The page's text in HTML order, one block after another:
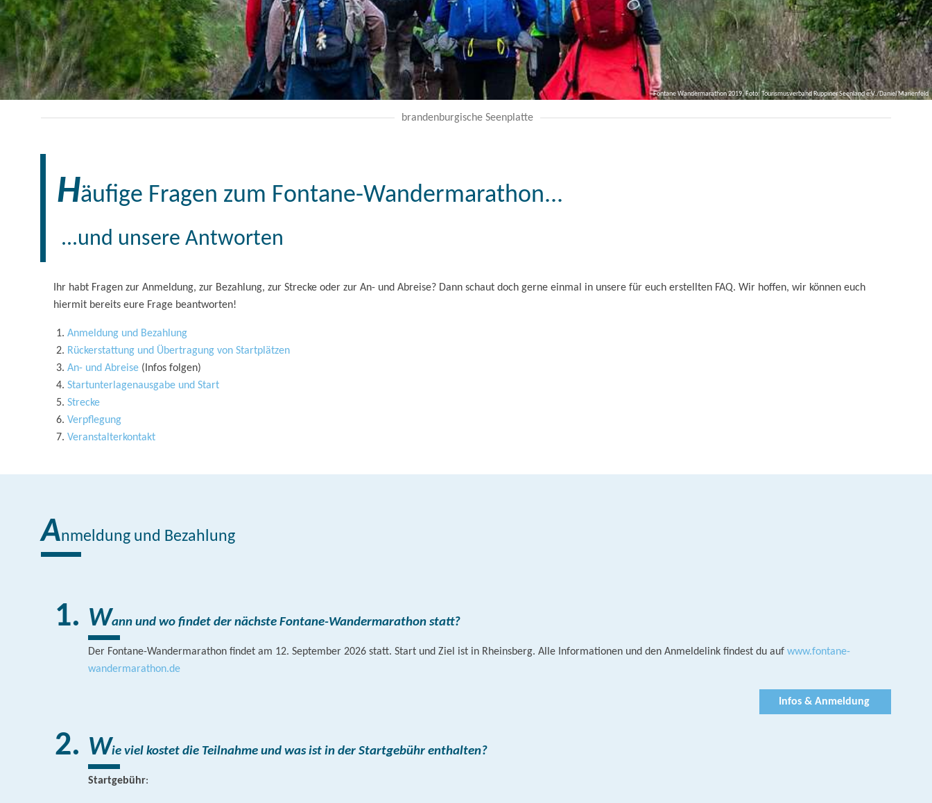
Fontane Wandermarathon 2019, Foto: Tourismusverband Ruppiner Seenland e.V./Daniel Marienfeld
brandenburgische Seenplatte
Häufige Fragen zum Fontane-Wandermarathon...
...und unsere Antworten
Ihr habt Fragen zur Anmeldung, zur Bezahlung, zur Strecke oder zur An- und Abreise? Dann schaut doch gerne einmal in unsere für euch erstellten FAQ. Wir hoffen, wir können euch
hiermit bereits eure Frage beantworten!
Anmeldung und Bezahlung
Rückerstattung und Übertragung von Startplätzen
An- und Abreise (Infos folgen)
Startunterlagenausgabe und Start
Strecke
Verpflegung
Veranstalterkontakt
Anmeldung und Bezahlung
Wann und wo findet der nächste Fontane-Wandermarathon statt?
Der Fontane-Wandermarathon findet am 12. September 2026 statt. Start und Ziel ist in Rheinsberg. Alle Informationen und den Anmeldelink findest du auf www.fontane-
wandermarathon.de
Infos & Anmeldung
Wie viel kostet die Teilnahme und was ist in der Startgebühr enthalten?
Startgebühr: